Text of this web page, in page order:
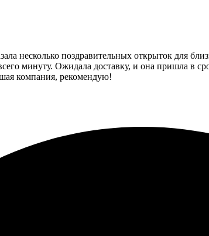
несколько поздравительных открыток для
минуту. Ожидала доставку, и она пришла в
компания, рекомендую!
был простым и быстрым. Зашла на сайт,
Открытки получились яркими и